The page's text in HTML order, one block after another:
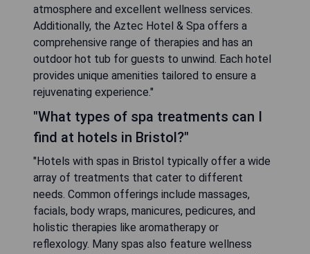
atmosphere and excellent wellness services.
Additionally, the Aztec Hotel & Spa offers a
comprehensive range of therapies and has an
outdoor hot tub for guests to unwind. Each hotel
provides unique amenities tailored to ensure a
rejuvenating experience."
"What types of spa treatments can I
find at hotels in Bristol?"
"Hotels with spas in Bristol typically offer a wide
array of treatments that cater to different
needs. Common offerings include massages,
facials, body wraps, manicures, pedicures, and
holistic therapies like aromatherapy or
reflexology. Many spas also feature wellness